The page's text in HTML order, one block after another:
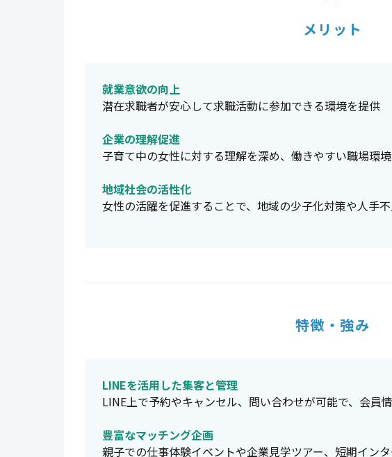
メリット
就業意欲の向上
潜在求職者が安心して求職活動に参加できる環境を提供
企業の理解促進
子育て中の女性に対する理解を深め、働きやすい職場環
地域社会の活性化
女性の活躍を促進することで、地域の少子化対策や人手
特徴・強み
LINEを活用した集客と管理
LINE上で予約やキャンセル、問い合わせが可能で、会員
豊富なマッチング企画
親子での仕事体験イベントや企業見学ツアー、短期イン